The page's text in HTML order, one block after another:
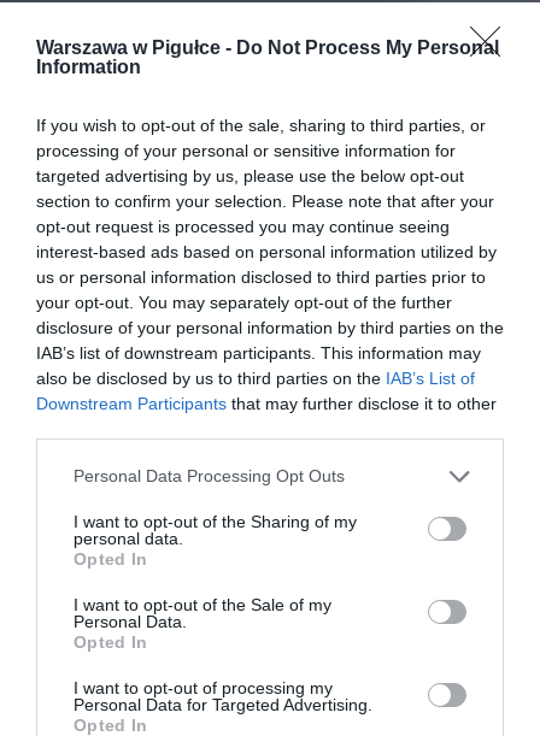
Warszawa w Pigułce - Do Not Process My Personal
Information
If you wish to opt-out of the sale, sharing to third parties, or
processing of your personal or sensitive information for
targeted advertising by us, please use the below opt-out
section to confirm your selection. Please note that after your
opt-out request is processed you may continue seeing
interest-based ads based on personal information utilized by
us or personal information disclosed to third parties prior to
your opt-out. You may separately opt-out of the further
disclosure of your personal information by third parties on the
IAB’s list of downstream participants. This information may
also be disclosed by us to third parties on the IAB’s List of
Downstream Participants that may further disclose it to other
Personal Data Processing Opt Outs
I want to opt-out of the Sharing of my
personal data.
Opted In
I want to opt-out of the Sale of my
Personal Data.
Opted In
I want to opt-out of processing my
Personal Data for Targeted Advertising.
Opted In